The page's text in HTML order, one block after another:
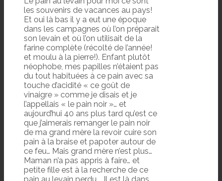
les souvenirs de vacances au pays!
Et oui là bas il y a eut une époque
dans les campagnes où l’on préparait
son levain et où l’on utilisait de la
farine complète (récolté de l’année!
et moulu à la pierre!). Enfant plutôt
néophobe, mes papilles n’étaient pas
du tout habituées à ce pain avec sa
touche d’acidité « ce goût de
vinaigre » comme je disais et je
l’appellais « le pain noir »… et
aujourd’hui 40 ans plus tard qu’est ce
que j’aimerais remanger le pain noir
de ma grand mère la revoir cuire son
pain à la braise et papoter autour de
ce feu… Mais grand mère n’est plus…
Maman n’a pas appris à faire… et
petite fille est à la recherche de ce